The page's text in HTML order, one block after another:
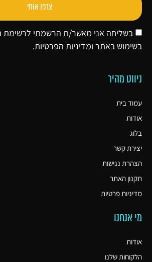
בשליחה אני מאשר/ת הרשמתי לרשימת
בשימוש באתר ומדיניות הפרטיות.
צרפו אותי
ניווט מהיר
עמוד בית
אודות
בלוג
יצירת קשר
הצהרת נגישות
תקנון האתר
מדיניות פרטיות
מי אנחנו
אודות
הלקוחות שלנו